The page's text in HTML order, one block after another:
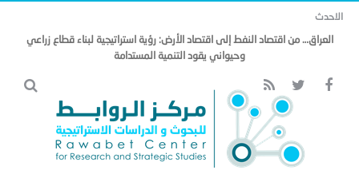
الاحدث
العراق… من اقتصاد النفط إلى اقتصاد الأرض: رؤية استراتيجية لبناء قطاع زراعي
وحيواني يقود التنمية المستدامة